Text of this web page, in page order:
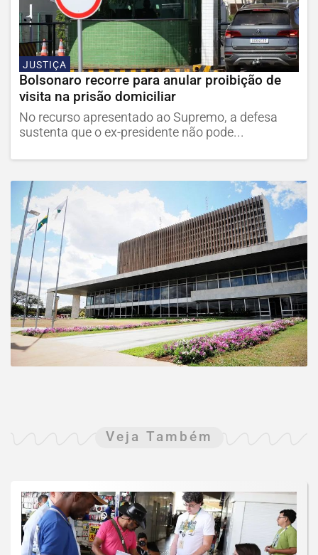
JUSTIÇA
Bolsonaro recorre para anular proibição de
visita na prisão domiciliar
No recurso apresentado ao Supremo, a defesa
sustenta que o ex-presidente não pode...
Veja Também